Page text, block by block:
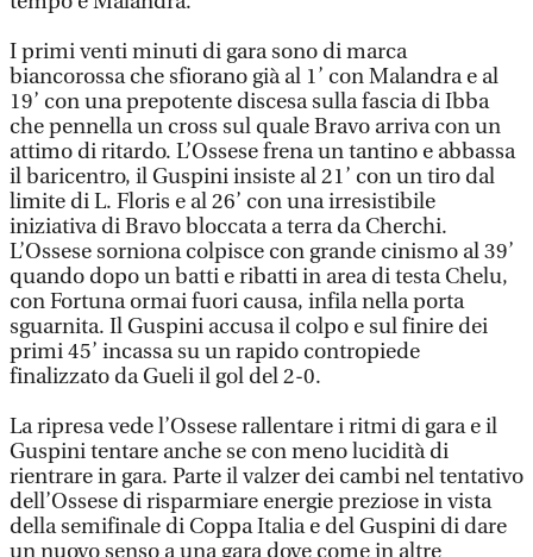
I primi venti minuti di gara sono di marca
biancorossa che sfiorano già al 1’ con Malandra e al
19’ con una prepotente discesa sulla fascia di Ibba
che pennella un cross sul quale Bravo arriva con un
attimo di ritardo. L’Ossese frena un tantino e abbassa
il baricentro, il Guspini insiste al 21’ con un tiro dal
limite di L. Floris e al 26’ con una irresistibile
iniziativa di Bravo bloccata a terra da Cherchi.
L’Ossese sorniona colpisce con grande cinismo al 39’
quando dopo un batti e ribatti in area di testa Chelu,
con Fortuna ormai fuori causa, infila nella porta
sguarnita. Il Guspini accusa il colpo e sul finire dei
primi 45’ incassa su un rapido contropiede
finalizzato da Gueli il gol del 2-0.
La ripresa vede l’Ossese rallentare i ritmi di gara e il
Guspini tentare anche se con meno lucidità di
rientrare in gara. Parte il valzer dei cambi nel tentativo
dell’Ossese di risparmiare energie preziose in vista
della semifinale di Coppa Italia e del Guspini di dare
un nuovo senso a una gara dove come in altre